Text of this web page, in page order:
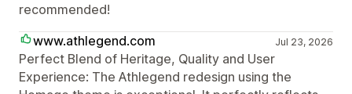
recommended!
www.athlegend.com
Jul 23, 2026
Perfect Blend of Heritage, Quality and User
Experience: The Athlegend redesign using the